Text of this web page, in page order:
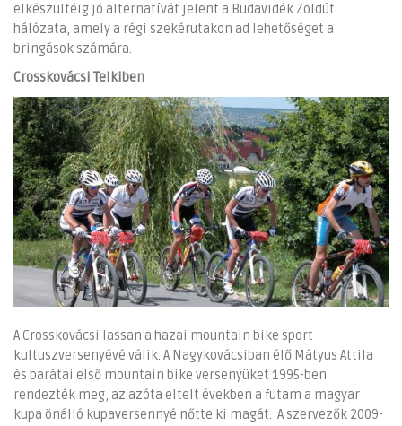
elkészültéig jó alternatívát jelent a Budavidék Zöldút
hálózata, amely a régi szekérutakon ad lehetőséget a
bringások számára.
Crosskovácsi Telkiben
A Crosskovácsi lassan a hazai mountain bike sport
kultuszversenyévé válik. A Nagykovácsiban élő Mátyus Attila
és barátai első mountain bike versenyüket 1995-ben
rendezték meg, az azóta eltelt években a futam a magyar
kupa önálló kupaversennyé nőtte ki magát. A szervezők 2009-